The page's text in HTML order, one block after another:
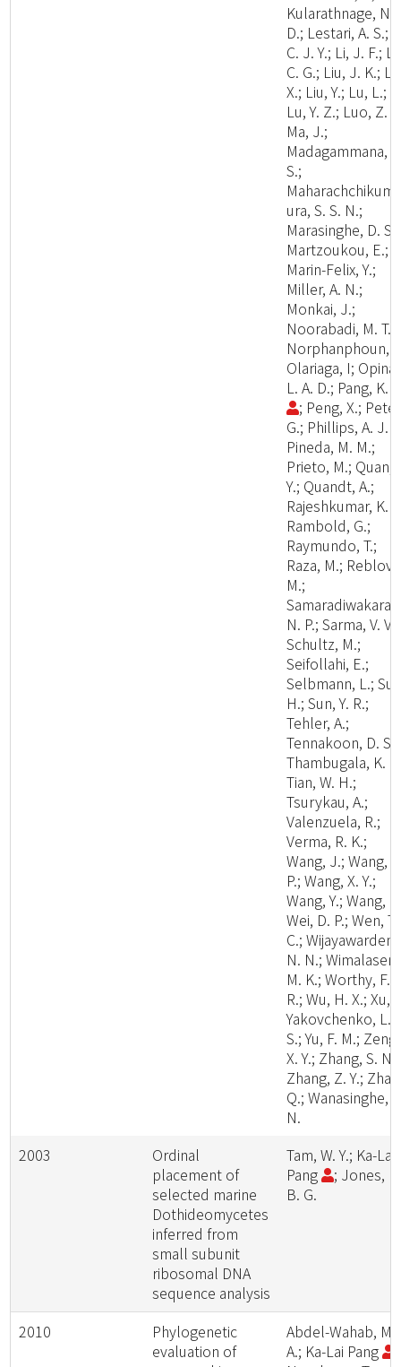
Kularathnage, N.
D.; Lestari, A. S.;
C. J. Y.; Li, J. F.;
C. G.; Liu, J. K.;
X.; Liu, Y.; Lu, L.;
Lu, Y. Z.; Luo, Z.
Ma, J.;
Madagammana,
S.;
ura, S. S. N.;
Marasinghe, D. S.;
Martzoukou, E.;
Marin-Felix, Y.;
Miller, A. N.;
Monkai, J.;
Noorabadi, M. T.;
Norphanphoun,
Olariaga, I; Opina,
L. A. D.; Pang, K.
; Peng, X.;
G.; Phillips, A. J.
Pineda, M. M.;
Prieto, M.; Quan,
Y.; Quandt, A.;
Rajeshkumar, K.
Rambold, G.;
Raymundo, T.;
Raza, M.;
M.;
Samaradiwakara,
N. P.; Sarma, V. V.;
Schultz, M.;
Seifollahi, E.;
Selbmann, L.; Su,
H.; Sun, Y. R.;
Tehler, A.;
Tennakoon, D. S.;
Thambugala, K.
Tian, W. H.;
Tsurykau, A.;
Valenzuela, R.;
Verma, R. K.;
Wang, J.; Wang,
P.; Wang, X. Y.;
Wang, Y.; Wang,
Wei, D. P.; Wen, T.
C.;
N. N.;
M. K.; Worthy, F.
R.; Wu, H. X.; Xu,
Yakovchenko, L.
S.; Yu, F. M.; Zeng,
X. Y.; Zhang, S. N.;
Zhang, Z. Y.;
Q.; Wanasinghe,
N.
2003
Ordinal
placement of
selected marine
Dothideomycetes
inferred from
small subunit
ribosomal DNA
sequence analysis
Tam, W. Y.; Ka-Lai
Pang
; Jones, E.
B. G.
2010
Phylogenetic
evaluation of
Abdel-Wahab, M.
A.; Ka-Lai Pang